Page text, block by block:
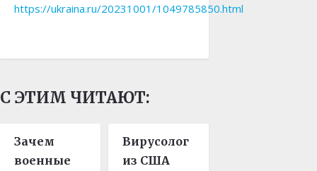
https://ukraina.ru/20231001/1049785850.html
С ЭТИМ ЧИТАЮТ:
Зачем
военные
Вирусолог
из США